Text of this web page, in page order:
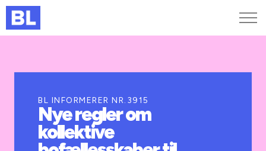
Kurser og arrangementer
Jobportalen
BL INFORMERER NR.3915
Nye regler om
kollektive